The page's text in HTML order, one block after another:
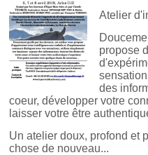
Atelier
propose
des
coeur, développer votre
laisser votre être
Un atelier doux, profond et
chose de nouveau...